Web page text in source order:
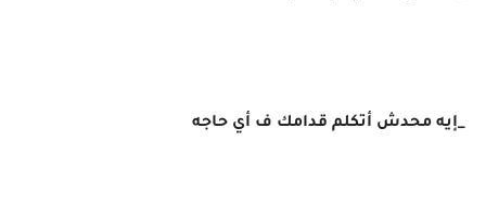
_إيه محدش أتكلم قدامك ف أي حاجه